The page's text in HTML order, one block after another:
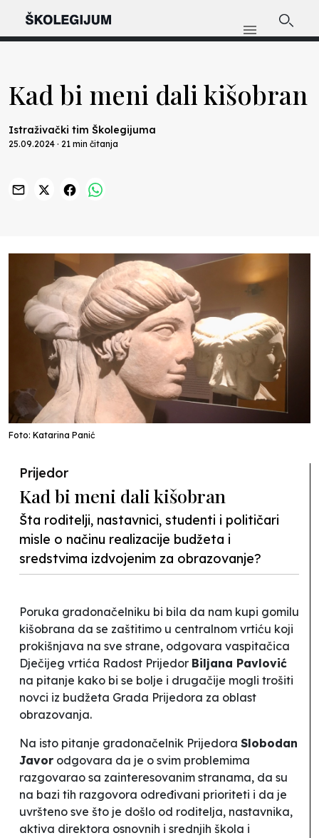
Kad bi meni dali kišobran
Istraživački tim Školegijuma
25.09.2024 · 21 min čitanja
Foto: Katarina Panić
Prijedor
Kad bi meni dali kišobran
Šta roditelji, nastavnici, studenti i političari
misle o načinu realizacije budžeta i
sredstvima izdvojenim za obrazovanje?
Poruka gradonačelniku bi bila da nam kupi gomilu
kišobrana da se zaštitimo u centralnom vrtiću koji
prokišnjava na sve strane, odgovara vaspitačica
Dječijeg vrtića Radost Prijedor Biljana Pavlović
na pitanje kako bi se bolje i drugačije mogli trošiti
novci iz budžeta Grada Prijedora za oblast
obrazovanja.
Na isto pitanje gradonačelnik Prijedora Slobodan
Javor odgovara da je o svim problemima
razgovarao sa zainteresovanim stranama, da su
na bazi tih razgovora određivani prioriteti i da je
uvršteno sve što je došlo od roditelja, nastavnika,
aktiva direktora osnovnih i srednjih škola i